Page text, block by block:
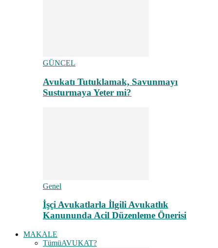
GÜNCEL
Avukatı Tutuklamak, Savunmayı
Susturmaya Yeter mi?
Genel
İşçi Avukatlarla İlgili Avukatlık
Kanununda Acil Düzenleme Önerisi
MAKALE
TümüAVUKAT?